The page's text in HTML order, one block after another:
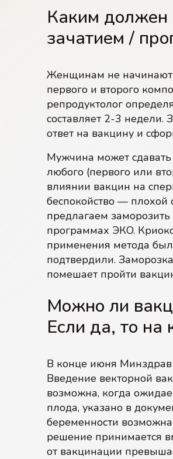
Каким должен
зачатием /
Женщинам не начинают
первого и второго
репродуктолог
составляет 2-3
ответ на вакцину и
Мужчина может
любого (первого или
влиянии вакцин на
беспокойство — плохой
предлагаем
программах ЭКО.
применения метода
подтвердили.
помешает пройти
Можно ли
Если да, то на
В конце июня Минздрав
Введение векторной
возможна, когда
плода, указано в
беременности
решение принимается
от вакцинации